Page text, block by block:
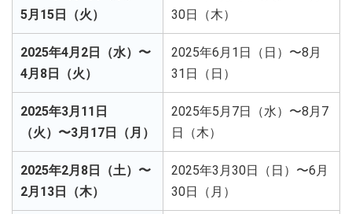
5月15日（火）
30日（木）
2025年4月2日（水）〜
4月8日（火）
2025年6月1日（日）〜8月
31日（日）
2025年3月11日
（火）〜3月17日（月）
2025年5月7日（水）〜8月7
日（木）
2025年2月8日（土）〜
2月13日（木）
2025年3月30日（日）〜6月
30日（月）